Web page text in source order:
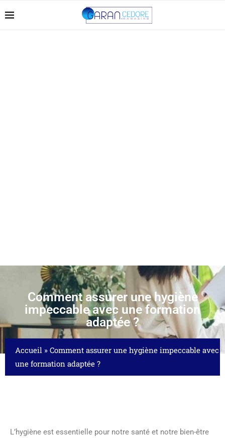
Comment assurer une hygiène
impeccable avec une formation
adaptée ?
Accueil » Comment assurer une hygiène impeccable avec
une formation adaptée ?
L’hygiène est essentielle pour notre santé et notre bien-être